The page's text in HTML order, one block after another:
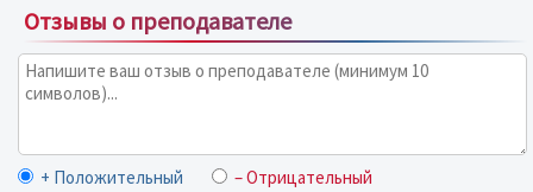
Отзывы о преподавателе
+ Положительный – Отрицательный